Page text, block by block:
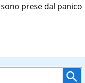
prese dal panico